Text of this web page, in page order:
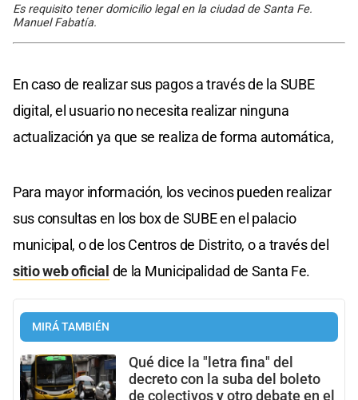
Es requisito tener domicilio legal en la ciudad de Santa Fe.
Manuel Fabatía.
En caso de realizar sus pagos a través de la SUBE
digital, el usuario no necesita realizar ninguna
actualización ya que se realiza de forma automática,
Para mayor información, los vecinos pueden realizar
sus consultas en los box de SUBE en el palacio
municipal, o de los Centros de Distrito, o a través del
sitio web oficial de la Municipalidad de Santa Fe.
MIRÁ TAMBIÉN
Qué dice la "letra fina" del
decreto con la suba del boleto
de colectivos y otro debate en el